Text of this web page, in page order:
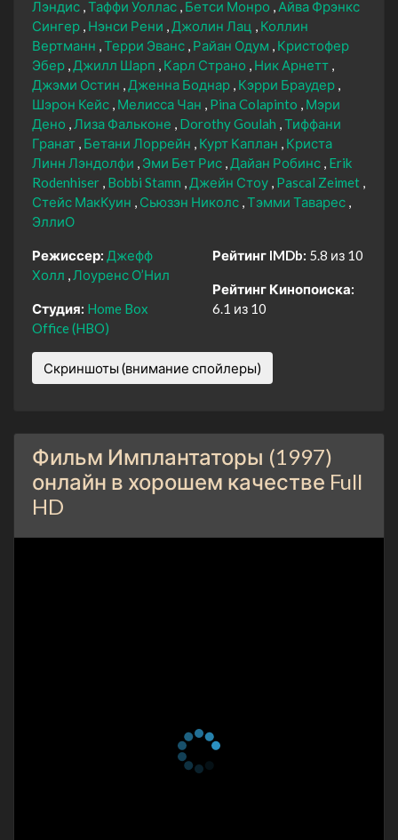
Лэндис Таффи Уоллас Бетси Монро
Айва Фрэнкс
Сингер Нэнси Рени Джолин Лац
Коллин
Вертманн Терри Эванс Райан Одум
Кристофер
Эбер Джилл Шарп Карл Страно
Ник Арнетт
Джэми Остин
Дженна Боднар Кэрри Браудер
Шэрон Кейс Мелисса Чан Pina Colapinto
Мэри
Дено
Лиза Фальконе Dorothy Goulah Тиффани
Гранат Бетани Лоррейн Курт Каплан
Криста
Линн Лэндолфи
Эми Бет Рис Дайан Робинс Erik
Rodenhiser Bobbi Stamn Джейн Стоу Pascal Zeimet
Стейс МакКуин
Сьюзэн Николс Тэмми Таварес
ЭллиО
Режиссер: Джефф
Холл
Лоуренс О’Нил
Студия: Home Box
Office (HBO)
Рейтинг IMDb: 5.8 из 10
Рейтинг Кинопоиска:
6.1 из 10
Скриншоты (внимание спойлеры)
Фильм Имплантаторы (1997)
онлайн в хорошем качестве Full
HD